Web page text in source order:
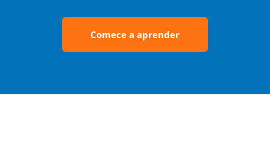
Comece a aprender